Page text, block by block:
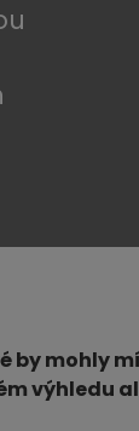
by mohly
výhledu